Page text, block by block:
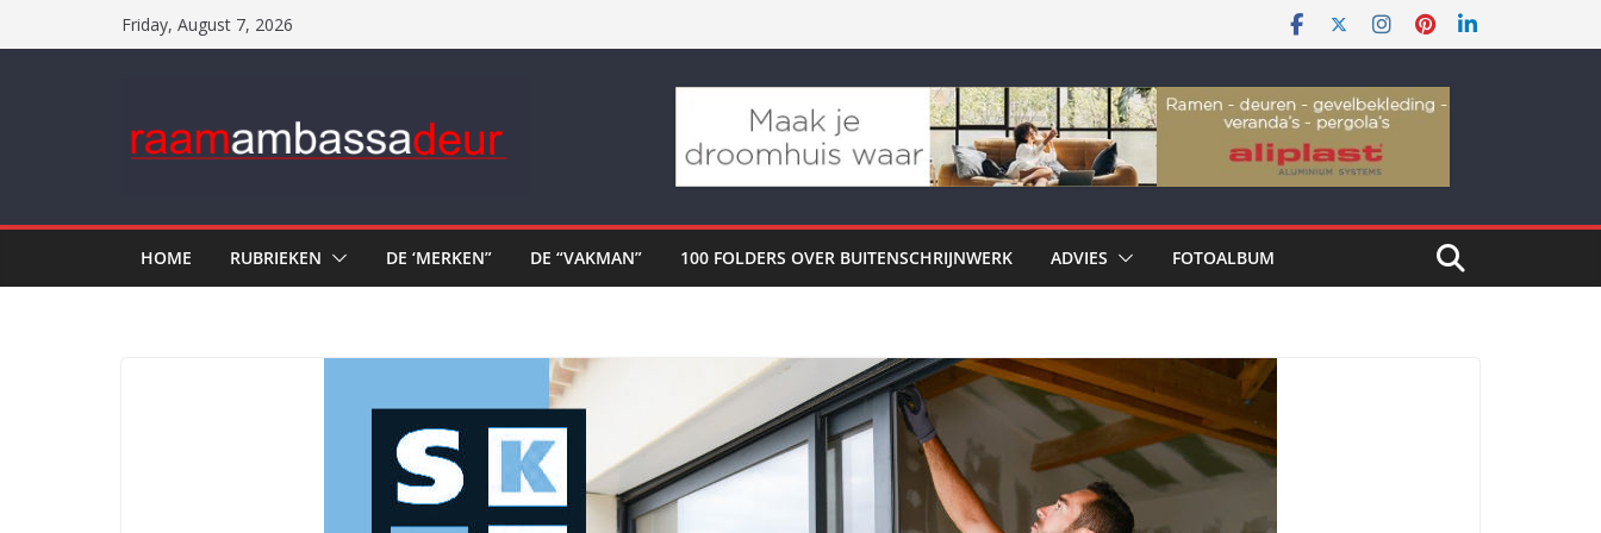
to
Friday, August 7, 2026
HOME RUBRIEKEN DE ‘MERKEN” DE “VAKMAN” 100 FOLDERS OVER BUITENSCHRIJNWERK ADVIES FOTOALBUM